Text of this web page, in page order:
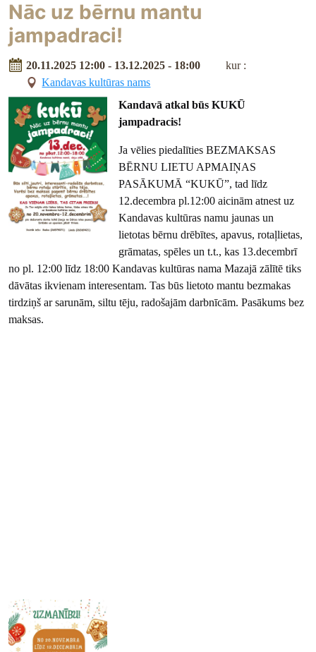
Nāc uz bērnu mantu
jampadraci!
20.11.2025 12:00 - 13.12.2025 - 18:00
kur :
Kandavas kultūras nams
Kandavā atkal būs KUKŪ
jampadracis!
Ja vēlies piedalīties BEZMAKSAS
BĒRNU LIETU APMAIŅAS
PASĀKUMĀ “KUKŪ”, tad līdz
12.decembra pl.12:00 aicinām atnest uz
Kandavaskultūras namu jaunas un
lietotas bērnu drēbītes, apavus, rotaļlietas,
grāmatas, spēles un t.t., kas 13.decembrī
no pl. 12:00 līdz 18:00 Kandavas kultūras nama Mazajā zālītē tiks
dāvātas ikvienam interesentam. Tas būs lietoto mantu bezmakas
tirdziņš ar sarunām, siltu tēju, radošajām darbnīcām. Pasākums bez
maksas.